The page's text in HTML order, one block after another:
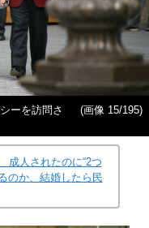
ーを訪問さ
(画像 15/195)
人されたのに“2つ
のか、結婚したら民